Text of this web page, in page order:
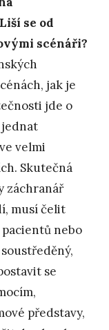
se od
scénáři?
jak je
jde o
velmi
Skutečná
záchranář
musí čelit
nebo
se
představy,